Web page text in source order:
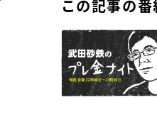
この記事の番